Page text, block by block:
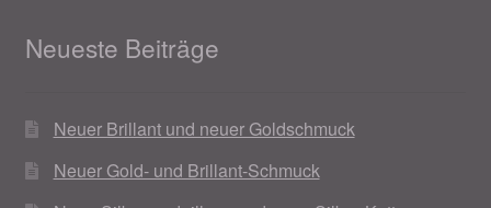
Neueste Beiträge
Neuer Brillant und neuer Goldschmuck
Neuer Gold- und Brillant-Schmuck